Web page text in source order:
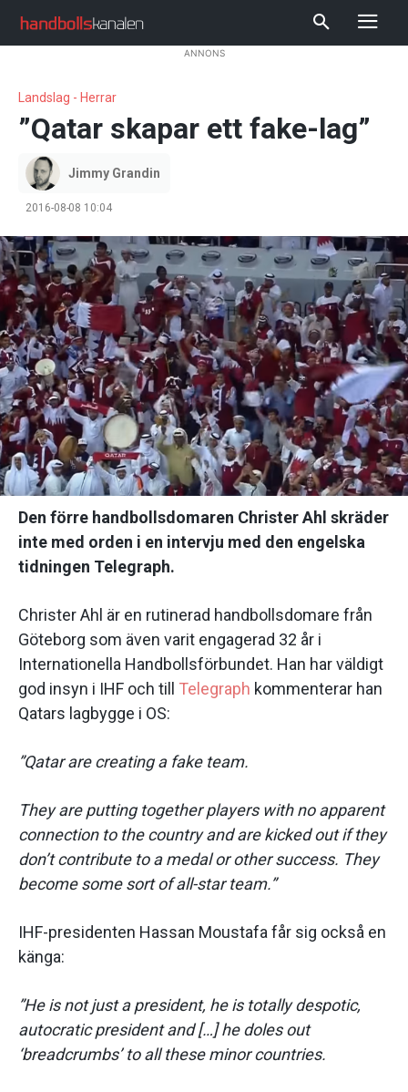
ANNONS
Landslag - Herrar
”Qatar skapar ett fake-lag”
Jimmy Grandin
2016-08-08 10:04
Den förre handbollsdomaren Christer Ahl skräder
inte med orden i en intervju med den engelska
tidningen Telegraph.
Christer Ahl är en rutinerad handbollsdomare från
Göteborg som även varit engagerad 32 år i
Internationella Handbollsförbundet. Han har väldigt
god insyn i IHF och till Telegraph kommenterar han
Qatars lagbygge i OS:
”Qatar are creating a fake team.
They are putting together players with no apparent
connection to the country and are kicked out if they
don’t contribute to a medal or other success. They
become some sort of all-star team.”
IHF-presidenten Hassan Moustafa får sig också en
känga:
”He is not just a president, he is totally despotic,
autocratic president and […] he doles out
‘breadcrumbs’ to all these minor countries.